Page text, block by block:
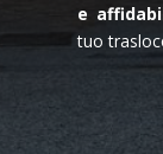
e
tuo